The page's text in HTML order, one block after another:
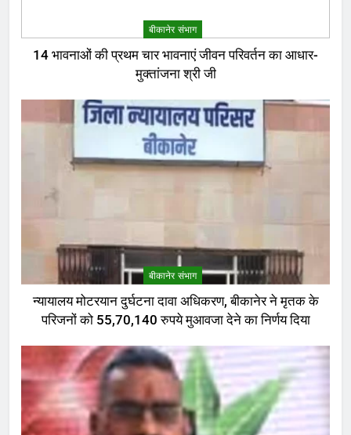
बीकानेर संभाग
14 भावनाओं की प्रथम चार भावनाएं जीवन परिवर्तन का आधार-
मुक्तांजना श्री जी
बीकानेर संभाग
न्यायालय मोटरयान दुर्घटना दावा अधिकरण, बीकानेर ने मृतक के
परिजनों को 55,70,140 रुपये मुआवजा देने का निर्णय दिया